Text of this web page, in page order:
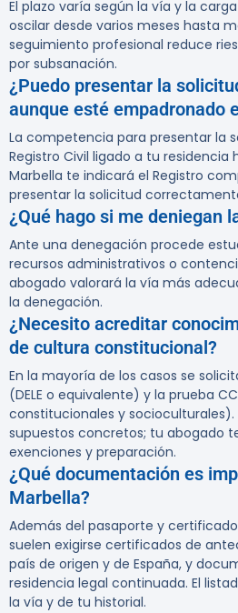
El plazo varía según la vía y la
oscilar desde varios meses hasta
seguimiento profesional reduce
por subsanación.
¿Puedo presentar la
aunque esté empadronado
La competencia para presentar la
Registro Civil ligado a tu residencia
Marbella te indicará el Registro
presentar la solicitud
¿Qué hago si me deniegan
Ante una denegación procede
recursos administrativos o
abogado valorará la vía más
la denegación.
¿Necesito acreditar
de cultura constitucional?
En la mayoría de los casos se
(DELE o equivalente) y la prueba
constitucionales y socioculturales).
supuestos concretos; tu abogado
exenciones y preparación.
¿Qué documentación es
Marbella?
Además del pasaporte y
suelen exigirse certificados de
país de origen y de España, y
residencia legal continuada. El
la vía y de tu historial.